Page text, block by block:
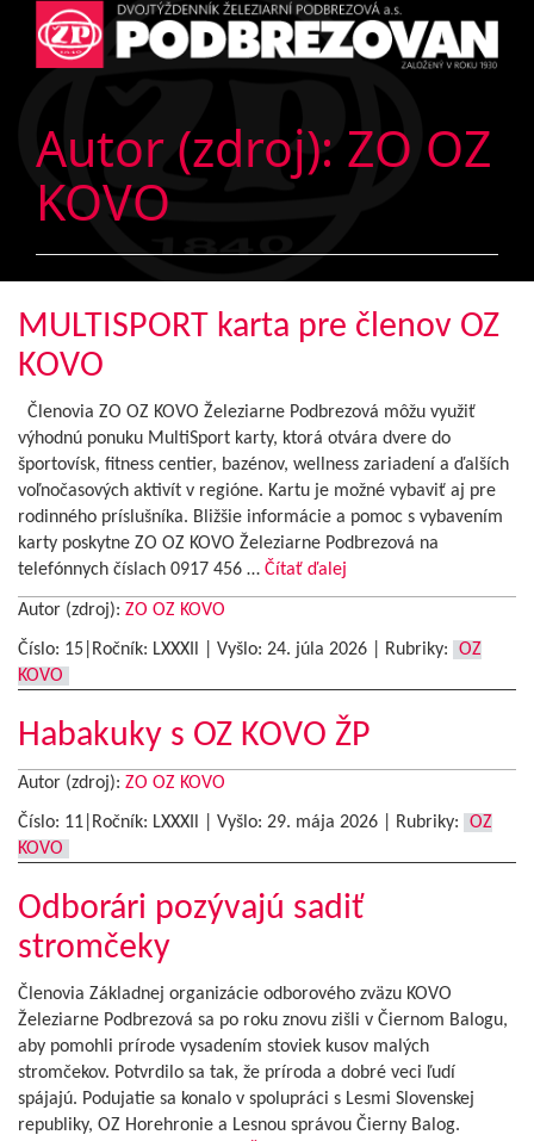
Autor (zdroj): ZO OZ
KOVO
MULTISPORT karta pre členov OZ
KOVO
Členovia ZO OZ KOVO Železiarne Podbrezová môžu využiť
výhodnú ponuku MultiSport karty, ktorá otvára dvere do
športovísk, fitness centier, bazénov, wellness zariadení a ďalších
voľnočasových aktivít v regióne. Kartu je možné vybaviť aj pre
rodinného príslušníka. Bližšie informácie a pomoc s vybavením
karty poskytne ZO OZ KOVO Železiarne Podbrezová na
telefónnych číslach 0917 456 … Čítať ďalej
Autor (zdroj): ZO OZ KOVO
Číslo: 15|Ročník: LXXXIl | Vyšlo: 24. júla 2026 Rubriky:
OZ
KOVO
Habakuky s OZ KOVO ŽP
Autor (zdroj): ZO OZ KOVO
Číslo: 11|Ročník: LXXXIl | Vyšlo: 29. mája 2026 Rubriky:
OZ
KOVO
Odborári pozývajú sadiť
stromčeky
Členovia Základnej organizácie odborového zväzu KOVO
Železiarne Podbrezová sa po roku znovu zišli v Čiernom Balogu,
aby pomohli prírode vysadením stoviek kusov malých
stromčekov. Potvrdilo sa tak, že príroda a dobré veci ľudí
spájajú. Podujatie sa konalo v spolupráci s Lesmi Slovenskej
republiky, OZ Horehronie a Lesnou správou Čierny Balog.